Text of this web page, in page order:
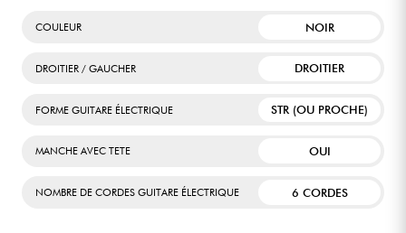
COULEUR NOIR
DROITIER / GAUCHER DROITIER
FORME GUITARE ÉLECTRIQUE STR (OU PROCHE)
MANCHE AVEC TETE OUI
NOMBRE DE CORDES GUITARE ÉLECTRIQUE 6 CORDES